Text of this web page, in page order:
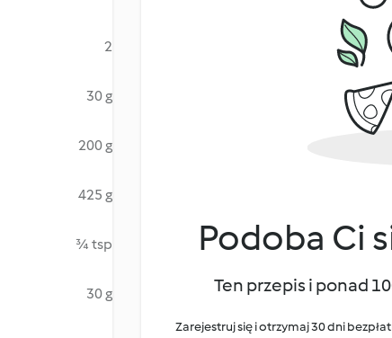
2
30 g
200 g
425 g
¾ tsp
30 g
Podoba Ci
Ten przepis i ponad
Zarejestruj się i otrzymaj 30 dni